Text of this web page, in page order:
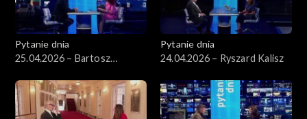
Pytanie dnia
25.04.2026 – Bartosz
Pytanie dnia
24.04.2026 – Ryszard Kalisz